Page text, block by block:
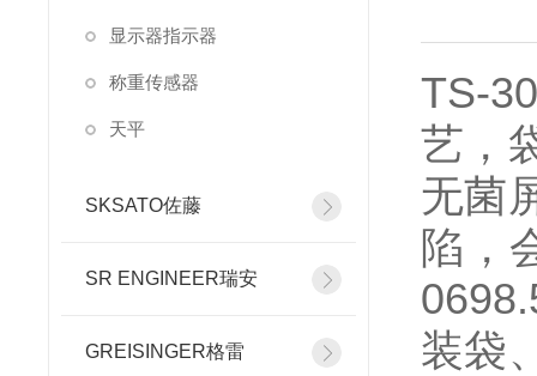
显示器指示器
称重传感器
天平
SKSATO佐藤
SR ENGINEER瑞安
GREISINGER格雷
TS-
艺，
无菌
陷，
装袋